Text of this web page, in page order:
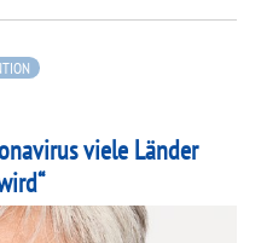
viele Länder